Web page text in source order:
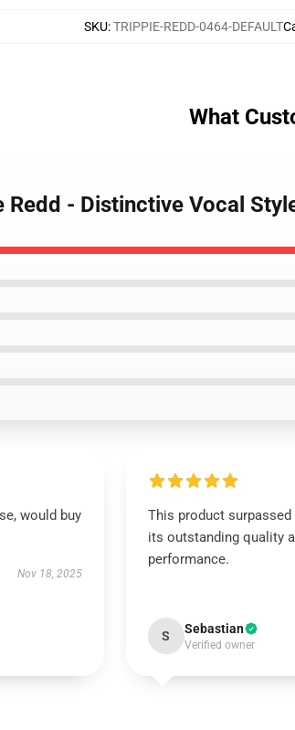
SKU:TRIPPIE-REDD-0464-DEFAULT
What
- Distinctive Vocal
would buy
Nov 18, 2025
This product
its outstanding quality
performance.
S Sebastian
Verified owner